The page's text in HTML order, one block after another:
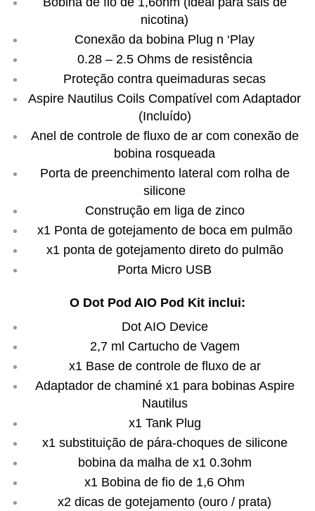
nicotina)
Conexão da bobina Plug n ‘Play
0.28 – 2.5 Ohms de resistência
Proteção contra queimaduras secas
Aspire Nautilus Coils Compatível com Adaptador
(Incluído)
Anel de controle de fluxo de ar com conexão de
bobina rosqueada
Porta de preenchimento lateral com rolha de
silicone
Construção em liga de zinco
x1 Ponta de gotejamento de boca em pulmão
x1 ponta de gotejamento direto do pulmão
Porta Micro USB
O Dot Pod AIO Pod Kit inclui:
Dot AIO Device
2,7 ml Cartucho de Vagem
x1 Base de controle de fluxo de ar
Adaptador de chaminé x1 para bobinas Aspire
Nautilus
x1 Tank Plug
x1 substituição de pára-choques de silicone
bobina da malha de x1 0.3ohm
x1 Bobina de fio de 1,6 Ohm
x2 dicas de gotejamento (ouro / prata)